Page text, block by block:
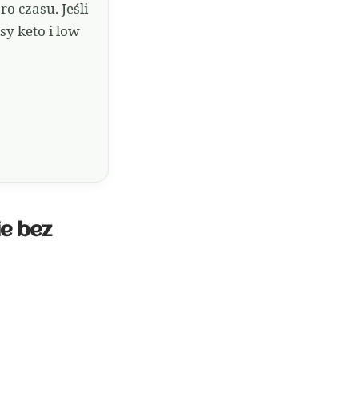
czasu. Jeśli
keto i low
bez